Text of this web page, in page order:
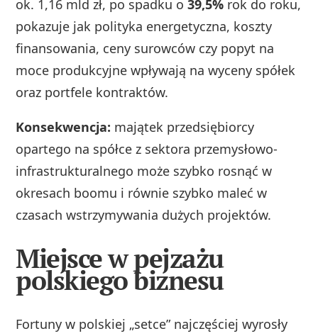
ok. 1,16 mld zł, po spadku o39,5% rok do roku,
pokazuje jak polityka energetyczna, koszty
finansowania, ceny surowców czy popyt na
moce produkcyjne wpływają na wyceny spółek
oraz portfele kontraktów.
Konsekwencja: majątek przedsiębiorcy
opartego na spółce z sektora przemysłowo-
infrastrukturalnego może szybko rosnąć w
okresach boomu i równie szybko maleć w
czasach wstrzymywania dużych projektów.
Miejsce w pejzażu
polskiego biznesu
Fortuny w polskiej „setce” najczęściej wyrosły